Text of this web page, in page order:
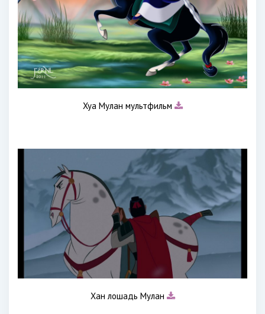
Хуа Мулан мультфильм
Хан лошадь Мулан